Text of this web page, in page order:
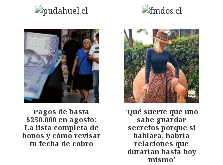
Pagos de hasta
$250.000 en agosto:
La lista completa de
bonos y cómo revisar
tu fecha de cobro
'Qué suerte que uno
sabe guardar
secretos porque si
hablara, habría
relaciones que
durarían hasta hoy
mismo'